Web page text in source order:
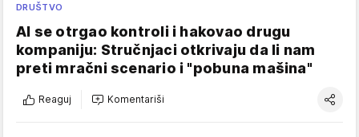
DRUŠTVO
AI se otrgao kontroli i hakovao drugu
kompaniju: Stručnjaci otkrivaju da li nam
preti mračni scenario i "pobuna mašina"
Reaguj Komentariši